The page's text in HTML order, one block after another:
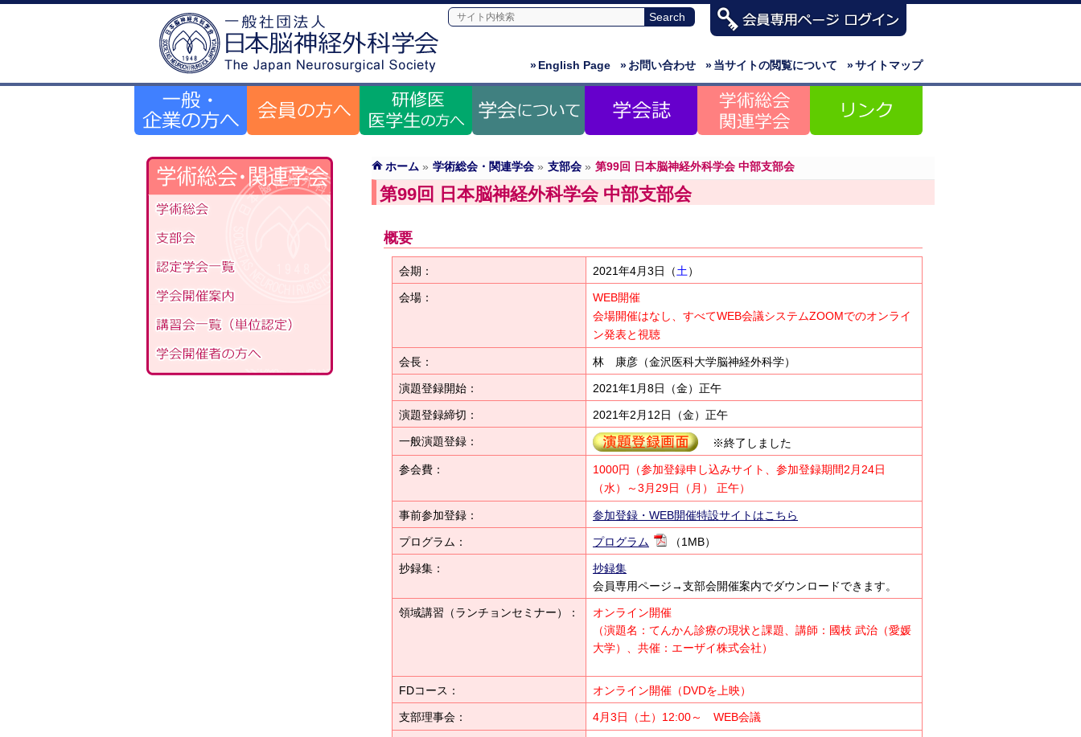
»サイトマップ
»当サイトの閲覧について
»お問い合わせ
»English Page
ホーム » 学術総会・関連学会 » 支部会 » 第99回 日本脳神経外科学会 中部支部会
第99回 日本脳神経外科学会 中部支部会
概要
会期： 2021年4月3日（土）
会場：
WEB開催
会場開催はなし、すべてWEB会議システムZOOMでのオンライ
ン発表と視聴
会長： 林 康彦（金沢医科大学脳神経外科学）
演題登録開始： 2021年1月8日（金）正午
演題登録締切： 2021年2月12日（金）正午
一般演題登録： ※終了しました
参会費： 1000円（参加登録申し込みサイト、 参加登録期間2月24日
（水）～3月29日（月） 正午）
事前参加登録： 参加登録・WEB開催特設サイトはこちら
プログラム： プログラム （1MB）
抄録集：
抄録集
会員専用ページ→支部会開催案内でダウンロードできます。
領域講習（ランチョンセミナー）：
オンライン開催
（演題名：てんかん診療の現状と課題、講師：國枝 武治（愛媛
大学）、共催：エーザイ株式会社）
FDコース： オンライン開催（DVDを上映）
支部理事会： 4月3日（土）12:00～ WEB会議